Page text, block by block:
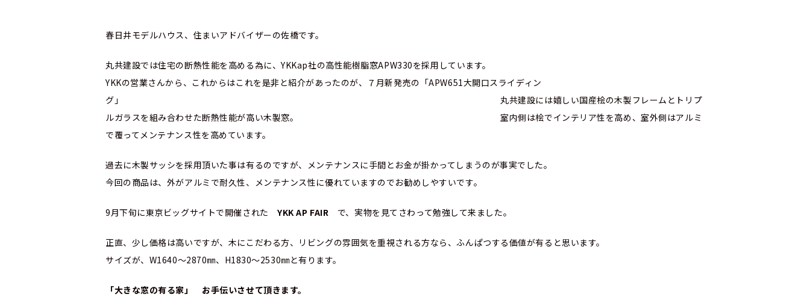
春日井モデルハウス、住まいアドバイザーの佐橋です。
丸共建設では住宅の断熱性能を高める為に、YKKap社の高性能樹脂窓APW330を採用しています。
YKKの営業さんから、これからはこれを是非と紹介があったのが、７月新発売の「APW651大開口スライディン
グ」 丸共建設には嬉しい国産桧の木製フレームとトリプ
ルガラスを組み合わせた断熱性能が高い木製窓。 室内側は桧でインテリア性を高め、室外側はアルミ
で覆ってメンテナンス性を高めています。
過去に木製サッシを採用頂いた事は有るのですが、メンテナンスに手間とお金が掛かってしまうのが事実でした。
今回の商品は、外がアルミで耐久性、メンテナンス性に優れていますのでお勧めしやすいです。
9月下旬に東京ビッグサイトで開催されたYKK AP FAIR で、実物を見てさわって勉強して来ました。
正直、少し価格は高いですが、木にこだわる方、リビングの雰囲気を重視される方なら、ふんぱつする価値が有ると思います。
サイズが、W1640～2870㎜、H1830～2530㎜と有ります。
「大きな窓の有る家」 お手伝いさせて頂きます。